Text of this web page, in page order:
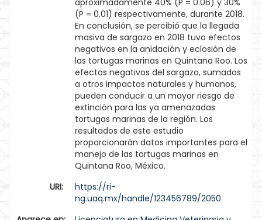
aproximadamente 40% (P = 0.06) y 30%
(P = 0.01) respectivamente, durante 2018.
En conclusión, se percibió que la llegada
masiva de sargazo en 2018 tuvo efectos
negativos en la anidación y eclosión de
las tortugas marinas en Quintana Roo. Los
efectos negativos del sargazo, sumados
a otros impactos naturales y humanos,
pueden conducir a un mayor riesgo de
extinción para las ya amenazadas
tortugas marinas de la región. Los
resultados de este estudio
proporcionarán datos importantes para el
manejo de las tortugas marinas en
Quintana Roo, México.
URI:
https://ri-
ng.uaq.mx/handle/123456789/2050